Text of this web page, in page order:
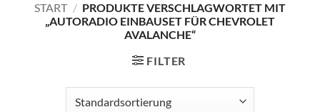
START / PRODUKTE VERSCHLAGWORTET MIT
„AUTORADIO EINBAUSET FÜR CHEVROLET
AVALANCHE“
FILTER